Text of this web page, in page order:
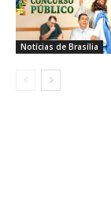
Notícias de Brasília